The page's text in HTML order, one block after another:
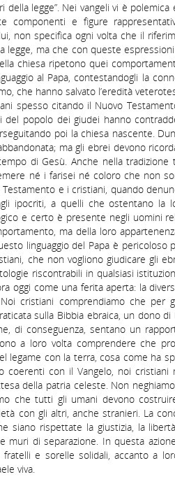
della legge”. Nei vangeli vi è
componenti e figure
non specifica ogni volta che il
ma che con queste
chiesa ripetono quei
al Papa, contestandogli la
che hanno salvato l’eredità
spesso citando il Nuovo
del popolo dei giudei hanno
poi la chiesa nascente.
ma gli ebrei devono
di Gesù. Anche nella tradizione
né i farisei né coloro che non
Testamento e i cristiani, quando
ipocriti, a quelli che ostentano la
e certo è presente negli uomini
ma della loro
linguaggio del Papa è pericoloso
che non vogliono giudicare gli
riscontrabili in qualsiasi
oggi come una ferita aperta: la
cristiani comprendiamo che
sulla Bibbia ebraica, un dono
di conseguenza, sentano un
a loro volta comprendere che
legame con la terra, cosa come ha
coerenti con il Vangelo, noi
della patria celeste. Non
che tutti gli umani devono
con gli altri, anche stranieri. La
siano rispettate la giustizia, la
muri di separazione. In questa
fratelli e sorelle solidali, accanto a
viva.